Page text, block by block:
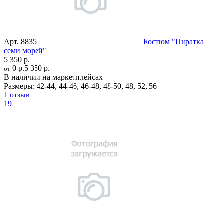
Арт. 8835
Костюм "Пиратка
семи морей"
5 350 р.
от 0 р.5 350 р.
В наличии на маркетплейсах
Размеры: 42-44, 44-46, 46-48, 48-50, 48, 52, 56
1 отзыв
19